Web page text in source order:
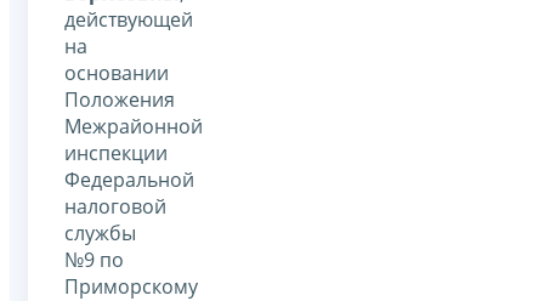
действующей
на
основании
Положения
Межрайонной
инспекции
Федеральной
налоговой
службы
№9 по
Приморскому